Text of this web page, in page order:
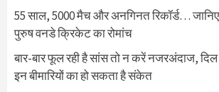
55 साल, 5000 मैच और अनगिनत रिकॉर्ड…
पुरुष वनडे क्रिकेट का रोमांच
बार-बार फूल रही है सांस तो न करें नजरअंदाज,
इन बीमारियों का हो सकता है संकेत